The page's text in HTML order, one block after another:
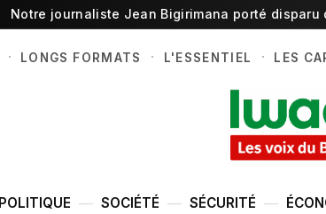
Notre journaliste Jean Bigirimana porté
· LONGS FORMATS · L'ESSENTIEL · LES
POLITIQUE SOCIÉTÉ SÉCURITÉ